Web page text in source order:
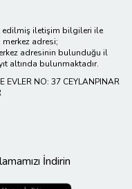
edilmiş iletişim bilgileri ile
adresi;
adresinin bulunduğu il
altında bulunmaktadır.
EVLER NO: 37 CEYLANPINAR
İndirin